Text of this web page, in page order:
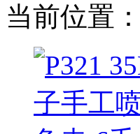
当前位置：